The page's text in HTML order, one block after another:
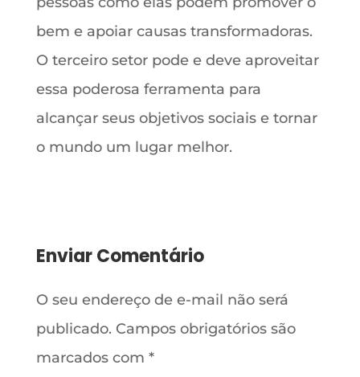
bem e apoiar causas transformadoras.
O terceiro setor pode e deve aproveitar
essa poderosa ferramenta para
alcançar seus objetivos sociais e tornar
o mundo um lugar melhor.
Enviar Comentário
O seu endereço de e-mail não será
publicado. Campos obrigatórios são
marcados com *